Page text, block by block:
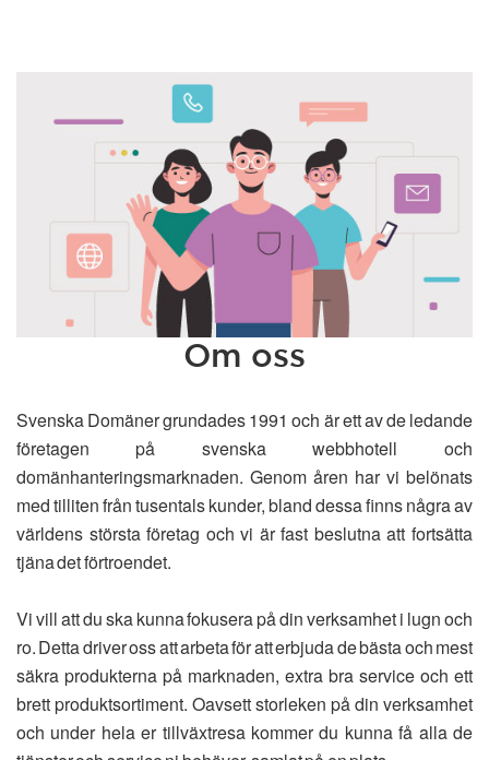
Om oss
Svenska Domäner grundades 1991 och är ett av de ledande
företagen på svenska webbhotell och
domänhanteringsmarknaden. Genom åren har vi belönats
med tilliten från tusentals kunder, bland dessa finns några av
världens största företag och vi är fast beslutna att fortsätta
tjäna det förtroendet.
Vi vill att du ska kunna fokusera på din verksamhet i lugn och
ro. Detta driver oss att arbeta för att erbjuda de bästa och mest
säkra produkterna på marknaden, extra bra service och ett
brett produktsortiment. Oavsett storleken på din verksamhet
och under hela er tillväxtresa kommer du kunna få alla de